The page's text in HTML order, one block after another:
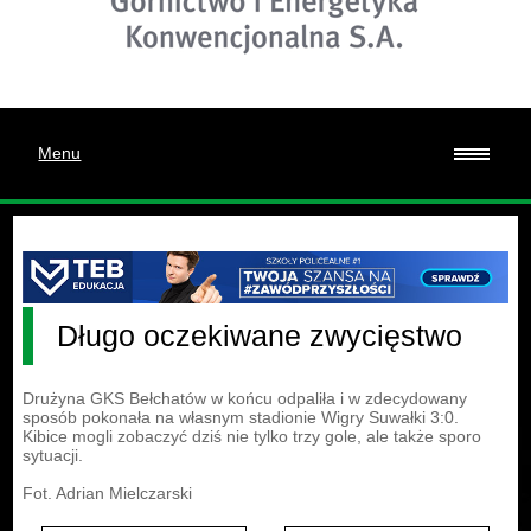
Menu
Długo oczekiwane zwycięstwo
Drużyna GKS Bełchatów w końcu odpaliła i w zdecydowany
sposób pokonała na własnym stadionie Wigry Suwałki 3:0.
Kibice mogli zobaczyć dziś nie tylko trzy gole, ale także sporo
sytuacji.
Fot. Adrian Mielczarski